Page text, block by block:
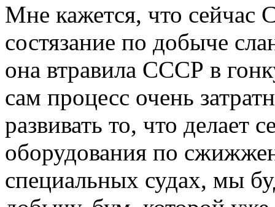
Мне кажется, что
состязание по добыче
она втравила СССР в
сам процесс очень
развивать то, что делает
оборудования по
специальных судах, мы